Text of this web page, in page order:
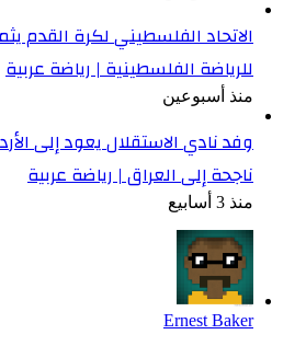
الاتحاد الفلسطيني لكرة القدم
للرياضة الفلسطينية | رياضة عربية
منذ أسبوعين
وفد نادي الاستقلال يعود إلى
ناجحة إلى العراق | رياضة عربية
منذ 3 أسابيع
Ernest Baker